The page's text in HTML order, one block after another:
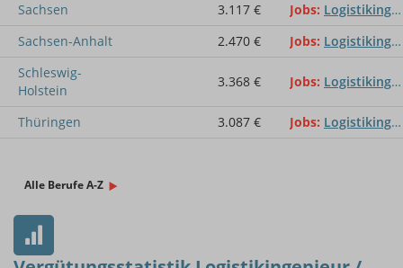
Sachsen
3.117 € Jobs Logistikingenieur / Logistikingenieurin
Sachsen-Anhalt
2.470 € Jobs Logistikingenieur / Logistikingenieurin
Schleswig-
Holstein
3.368 € Jobs Logistikingenieur / Logistikingenieurin
Thüringen 3.087 € Jobs Logistikingenieur / Logistikingenieurin
Alle Berufe A-Z